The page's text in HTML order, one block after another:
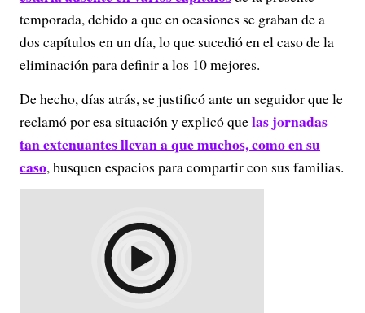
temporada, debido a que en ocasiones se graban de a
dos capítulos en un día, lo que sucedió en el caso de la
eliminación para definir a los 10 mejores.
De hecho, días atrás, se justificó ante un seguidor que le
reclamó por esa situación y explicó quelas jornadas
tan extenuantes llevan a que muchos, como en su
caso, busquen espacios para compartir con sus familias.